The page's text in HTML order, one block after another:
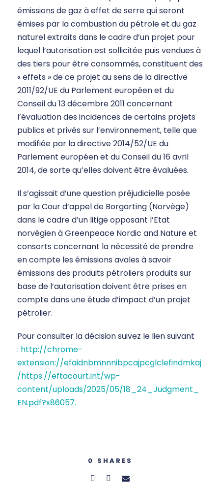
émissions de gaz à effet de serre qui seront
émises par la combustion du pétrole et du gaz
naturel extraits dans le cadre d’un projet pour
lequel l’autorisation est sollicitée puis vendues à
des tiers pour être consommés, constituent des
« effets » de ce projet au sens de la directive
2011/92/UE du Parlement européen et du
Conseil du 13 décembre 2011 concernant
l’évaluation des incidences de certains projets
publics et privés sur l’environnement, telle que
modifiée par la directive 2014/52/UE du
Parlement européen et du Conseil du 16 avril
2014, de sorte qu’elles doivent être évaluées.
Il s’agissait d’une question préjudicielle posée
par la Cour d’appel de Borgarting (Norvège)
dans le cadre d’un litige opposant l’Etat
norvégien à Greenpeace Nordic and Nature et
consorts concernant la nécessité de prendre
en compte les émissions avales à savoir
émissions des produits pétroliers produits sur
base de l’autorisation doivent être prises en
compte dans une étude d’impact d’un projet
pétrolier.
Pour consulter la décision suivez le lien suivant
: http://chrome-
extension://efaidnbmnnnibpcajpcglclefindmkaj
/https://eftacourt.int/wp-
content/uploads/2025/05/18_24_Judgment_
EN.pdf?x86057.
0 SHARES